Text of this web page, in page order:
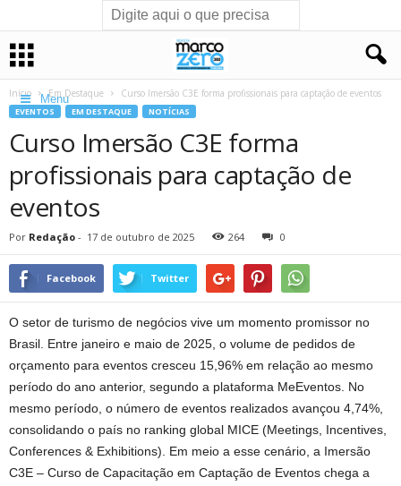
Menu
Início Em Destaque Curso Imersão C3E forma profissionais para captação de eventos
EVENTOS EM DESTAQUE NOTÍCIAS
Curso Imersão C3E forma
profissionais para captação de
eventos
Por Redação - 17 de outubro de 2025 264 0
Facebook Twitter
O setor de turismo de negócios vive um momento promissor no
Brasil. Entre janeiro e maio de 2025, o volume de pedidos de
orçamento para eventos cresceu 15,96% em relação ao mesmo
período do ano anterior, segundo a plataforma MeEventos. No
mesmo período, o número de eventos realizados avançou 4,74%,
consolidando o país no ranking global MICE (Meetings, Incentives,
Conferences & Exhibitions). Em meio a esse cenário, a Imersão
C3E – Curso de Capacitação em Captação de Eventos chega a